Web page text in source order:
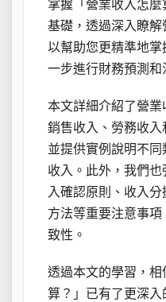
掌握「營業收入怎
基礎，透過深入瞭
以幫助您更精準地
一步進行財務預測和
本文詳細介紹了營
銷售收入、勞務收入
並提供實例說明不
收入。此外，我們
入確認原則、收入
方法等重要注意事
致性。
透過本文的學習，
算？」已有了更深